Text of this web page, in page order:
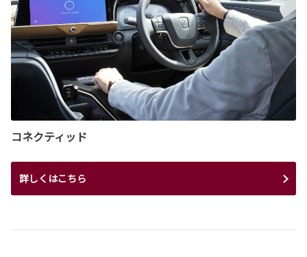
コネクティッド
詳しくはこちら